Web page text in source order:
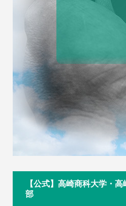
【公式】高崎商科大学・
部